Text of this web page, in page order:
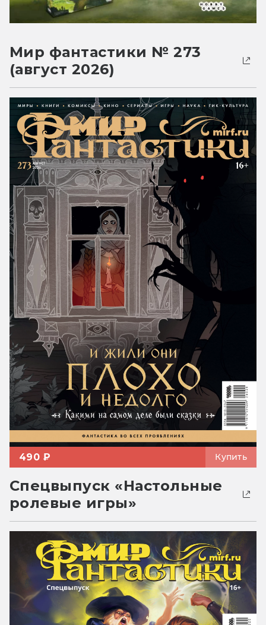
Мир фантастики № 273
(август 2026)
490 ₽ Купить
Спецвыпуск «Настольные
ролевые игры»